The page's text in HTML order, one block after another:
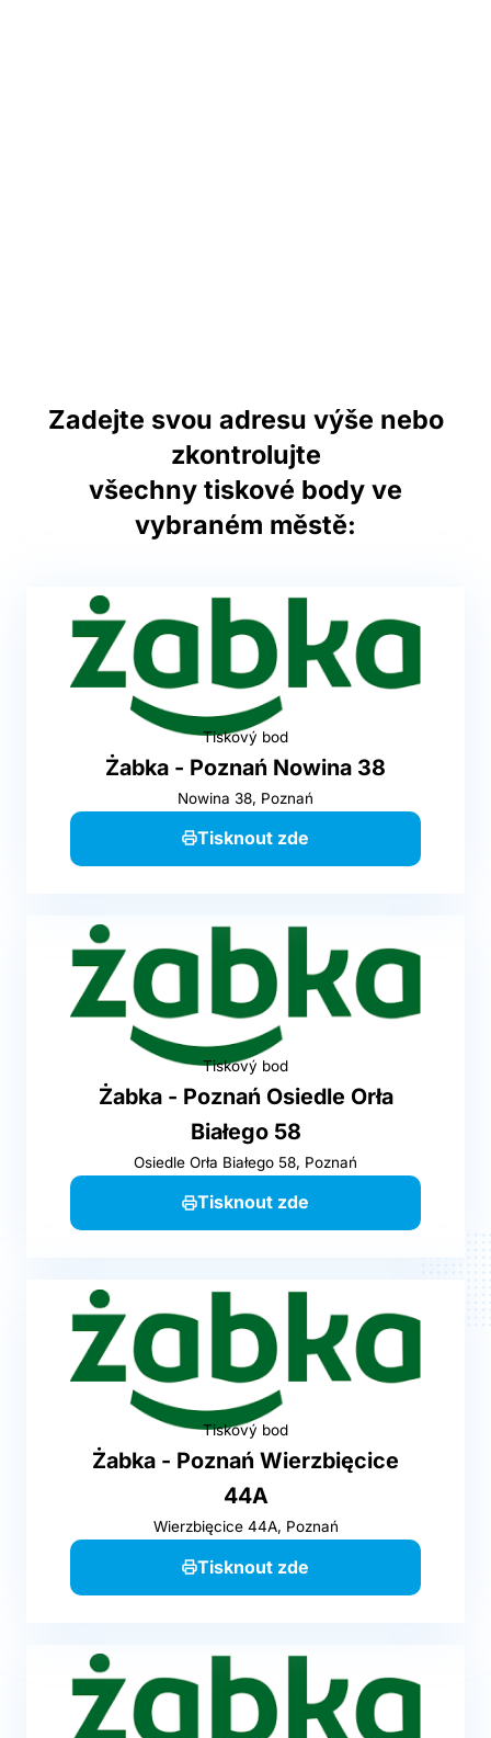
Zadejte svou adresu výše nebo
zkontrolujte
všechny tiskové body ve
vybraném městě:
Tiskový bod
Żabka - Poznań Nowina 38
Nowina 38, Poznań
Tisknout zde
Tiskový bod
Żabka - Poznań Osiedle Orła
Białego 58
Osiedle Orła Białego 58, Poznań
Tisknout zde
Tiskový bod
Żabka - Poznań Wierzbięcice
44A
Wierzbięcice 44A, Poznań
Tisknout zde